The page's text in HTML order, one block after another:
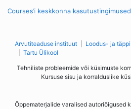
Courses’i keskkonna kasutustingimused
Arvutiteaduse instituut
Loodus- ja
Tartu Ülikool
Tehniliste probleemide või küsimuste
Kursuse sisu ja korralduslike
Õppematerjalide varalised autoriõigused